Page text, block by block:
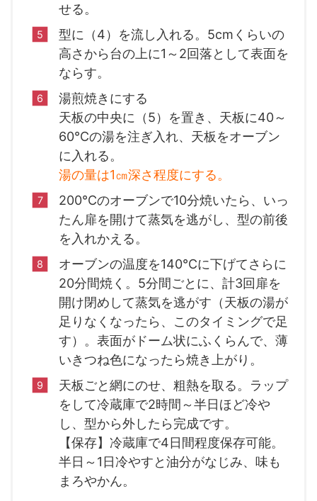
せる。
型に（4）を流し入れる。5cmくらいの
高さから台の上に1～2回落として表面を
ならす。
湯煎焼きにする
天板の中央に（5）を置き、天板に40～
60℃の湯を注ぎ入れ、天板をオーブン
に入れる。
湯の量は1㎝深さ程度にする。
200℃のオーブンで10分焼いたら、いっ
たん扉を開けて蒸気を逃がし、型の前後
を入れかえる。
オーブンの温度を140℃に下げてさらに
20分間焼く。5分間ごとに、計3回扉を
開け閉めして蒸気を逃がす（天板の湯が
足りなくなったら、このタイミングで足
す）。表面がドーム状にふくらんで、薄
いきつね色になったら焼き上がり。
天板ごと網にのせ、粗熱を取る。ラップ
をして冷蔵庫で2時間～半日ほど冷や
し、型から外したら完成です。
【保存】冷蔵庫で4日間程度保存可能。
半日～1日冷やすと油分がなじみ、味も
まろやかん。